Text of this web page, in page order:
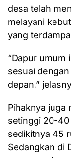
desa telah
melayani
yang
“Dapur umum
sesuai
depan,”
Pihaknya juga
setinggi 20-
sedikitnya 45
Sedangkan di